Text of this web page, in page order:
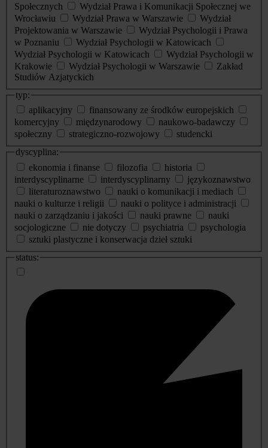
Społecznych
Wydział Prawa i Komunikacji Społecznej we
Wrocławiu
Wydział Prawa w Warszawie
Wydział
Projektowania w Warszawie
Wydział Psychologii i Prawa
w Poznaniu
Wydział Psychologii w Katowicach
Wydział Psychologii w Katowicach
Wydział Psychologii w
Krakowie
Wydział Psychologii w Warszawie
Zakład
Studiów Azjatyckich
typ:
aplikacyjny
finansowany ze środków europejskich
komercyjny
międzynarodowy
naukowo-badawczy
społeczny
strategiczno-rozwojowy
studencki
dyscyplina:
ekonomia i finanse
filozofia
historia
interdyscyplinarne
interdyscyplinarny
językoznawstwo
literaturoznawstwo
nauki o komunikacji i mediach
nauki o kulturze i religii
nauki o polityce i administracji
nauki o zarządzaniu i jakości
nauki prawne
nauki
socjologiczne
nie dotyczy psychiatria
psychologia
sztuki plastyczne i konserwacja dzieł sztuki
status: